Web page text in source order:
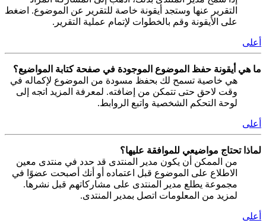
التقرير عنها وستجد أيقونة خاصة للتقرير عن الموضوع. اضغط
على الأيقونة وقم بالخطوات لإتمام عملية التقرير.
أعلى
ما هي أيقونة حفظ الموضوع الموجودة في صفحة كتابة المواضيع؟
هي خاصية تسمح لك بحفظ مسودة من الموضوع لإكماله في
وقت لاحق حتى تتمكن من إضافته. لمعرفة المزيد اتجه إلى
لوحة التحكم الشخصية واتبع الروابط.
أعلى
لماذا تحتاج مواضيعي للموافقة عليها؟
من الممكن أن يكون مدير المنتدى قد حدد في منتدى معين
الاطلاع على الموضوع قبل اعتماده أو أنك أصبحت عضوًا في
مجموعة يطلع مدير المنتدى على مشاركاتهم قبل نشرها.
لمزيد من المعلومات اتصل بمدير المنتدى.
أعلى